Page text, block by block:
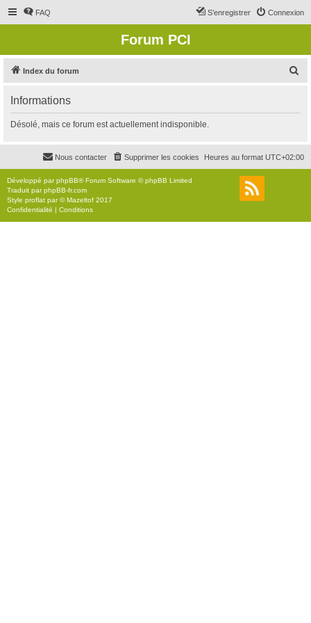
FAQ Connexion
S’enregistrer
Forum PCI
Index du forum
r
c
r
Informations
Désolé, mais ce forum est actuellement indisponible.
Heures au format UTC+02:00
Supprimer les cookies
Nous contacter
Développé parphpBB® Forum Software © phpBB Limited
Traduit parphpBB-fr.com
Style proflat par ©Mazeltof 2017
Confidentialité | Conditions